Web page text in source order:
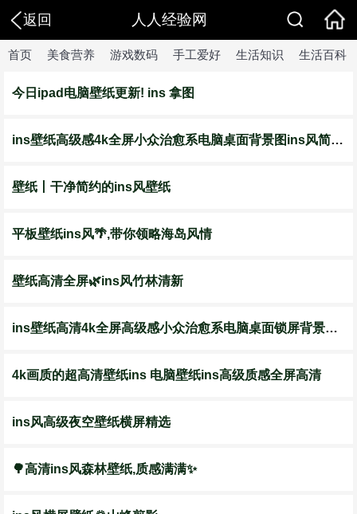
返回 人人经验网
首页 美食营养 游戏数码 手工爱好 生活知识 生活百科
今日ipad电脑壁纸更新! ins 拿图
ins壁纸高级感4k全屏小众治愈系电脑桌面背景图ins风简约高清锁屏
壁纸丨干净简约的ins风壁纸
平板壁纸ins风🌴,带你领略海岛风情
壁纸高清全屏🌿ins风竹林清新
ins壁纸高清4k全屏高级感小众治愈系电脑桌面锁屏背景图简约风
4k画质的超高清壁纸ins 电脑壁纸ins高级质感全屏高清
ins风高级夜空壁纸横屏精选
🌳高清ins风森林壁纸,质感满满✨